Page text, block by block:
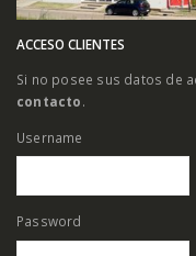
ACCESO CLIENTES
Si no posee sus datos de
contacto.
Username
Password